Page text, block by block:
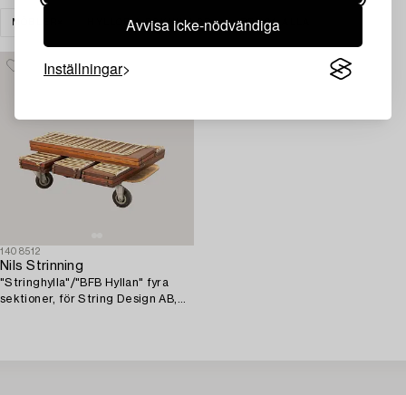
Avvisa icke-nödvändiga
Inställningar
MÖBLER HYLLOR & BOKHYLLOR RENSA ALLA
1408512
Nils Strinning
"Stringhylla"/"BFB Hyllan" fyra
sektioner, för String Design AB,